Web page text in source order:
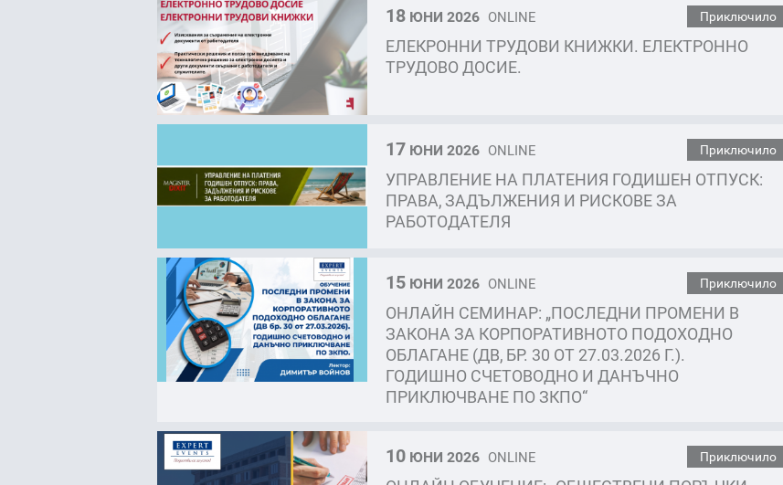
Приключило
18 ЮНИ 2026 ONLINE
ЕЛЕКРОННИ ТРУДОВИ КНИЖКИ. ЕЛЕКТРОННО
ТРУДОВО ДОСИЕ.
Приключило
17 ЮНИ 2026 ONLINE
УПРАВЛЕНИЕ НА ПЛАТЕНИЯ ГОДИШЕН ОТПУСК:
ПРАВА, ЗАДЪЛЖЕНИЯ И РИСКОВЕ ЗА
РАБОТОДАТЕЛЯ
Приключило
15 ЮНИ 2026 ONLINE
ОНЛАЙН СЕМИНАР: „ПОСЛЕДНИ ПРОМЕНИ В
ЗАКОНА ЗА КОРПОРАТИВНОТО ПОДОХОДНО
ОБЛАГАНЕ (ДВ, БР. 30 ОТ 27.03.2026 Г.).
ГОДИШНО СЧЕТОВОДНО И ДАНЪЧНО
ПРИКЛЮЧВАНЕ ПО ЗКПО“
Приключило
10 ЮНИ 2026 ONLINE